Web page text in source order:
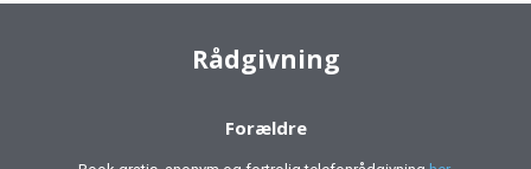
Rådgivning
Forældre